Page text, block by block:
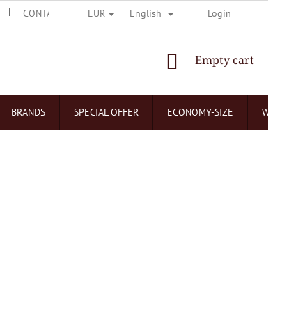
CONTACT US O ČOKOLÁDOVNÁCH NEJČASTĚJŠÍ
EUR English Login
SHOPPING
Empty cart
BRANDS SPECIAL OFFER ECONOMY-SIZE